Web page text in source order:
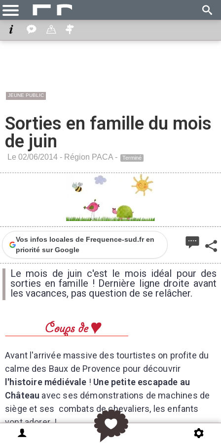
JEUNE PUBLIC
Sorties en famille du mois
de juin
Le 02/06/2014 - Région PACA - Terminé
Vos infos locales de Frequence-sud.fr en
priorité sur Google
Le mois de juin c'est le mois idéal pour des
sorties en famille ! Dernière ligne droite avant
les vacances, pas question de se relâcher.
Avant l'arrivée massive des tourtistes on profite du
calme des Baux de Provence pour découvrir
l'histoire médiévale ! Une petite escapade au
Château avec ses démonstrations de machines de
siège et ses combats de chevaliers, les enfants
vont adorer !
Mais avant ça, directionles Carrières de Lumières